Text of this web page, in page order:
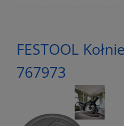
FESTOOL
767973